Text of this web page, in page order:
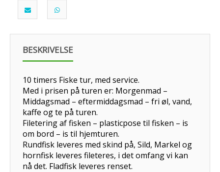
BESKRIVELSE
10 timers Fiske tur, med service.
Med i prisen på turen er: Morgenmad –
Middagsmad – eftermiddagsmad – fri øl, vand,
kaffe og te på turen.
Filetering af fisken – plasticpose til fisken – is
om bord – is til hjemturen.
Rundfisk leveres med skind på, Sild, Markel og
hornfisk leveres fileteres, i det omfang vi kan
nå det. Fladfisk leveres renset.